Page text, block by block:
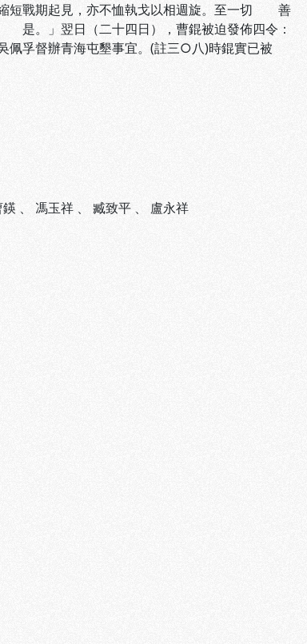
短戰期起見，亦不恤執戈以相週旋。至一切 善
是。」翌日（二十四日），曹錕被迫發佈四令：
孚督辦青海屯墾事宜。(註三○八)時錕實已被
、 馮玉祥 、 臧致平 、 盧永祥